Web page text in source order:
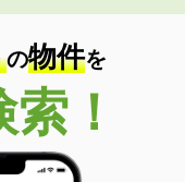
の物件を
！